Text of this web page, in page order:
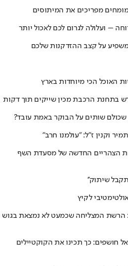
מפריכים את המיתוסים
– ועלולה לגרום לכם לאכול יותר
על קצב ההזדקנות שלכם
האוכל הכי מיוחדות בארץ
בתחנת הרכבת מכין שייקים תוך דקות
שותים על הבוקר באמת עובד?
וקנין ז"ל: "עולמנו חרב"
הצהריים החדשה של מסעדת השף
תקבל שיתוק''
לקיץ
בבאר שבע, 2 במרכז: הרשת המצליחה שכמעט לא נמצאת בגוש
חושפים: כך תכינו את הקוקטיילים